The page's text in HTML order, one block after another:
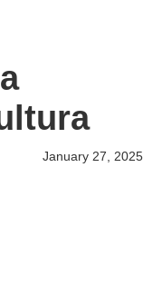
January 27, 2025